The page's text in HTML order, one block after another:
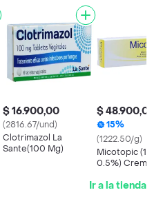
$ 16.900,00
(2816.67/und)
Clotrimazol La
Sante(100 Mg)
$ 48.900,00
15%
(1222.50/g)
Micotopic (1/
0.5%) Crema
Ir a la tienda